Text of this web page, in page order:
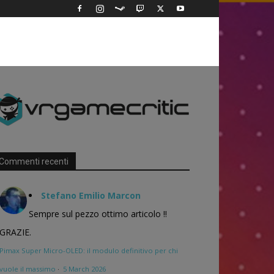
recenti
Stefano Emilio Marcon
Sempre sul pezzo ottimo articolo !!
GRAZIE.
Pimax Super Micro-OLED: il modulo definitivo per chi
vuole il massimo · 5 March 2026